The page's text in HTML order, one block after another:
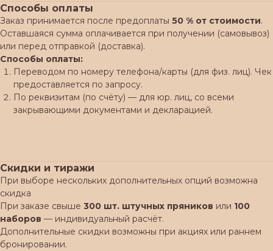
Способы оплаты
Заказ принимается после предоплаты 50 % от стоимости.
Оставшаяся сумма оплачивается при получении (самовывоз)
или перед отправкой (доставка).
Способы оплаты:
Переводом по номеру телефона/карты (для физ. лиц). Чек
предоставляется по запросу.
По реквизитам (по счёту) — для юр. лиц, со всеми
закрывающими документами и декларацией.
Скидки и тиражи
При выборе нескольких дополнительных опций возможна
скидка
При заказе свыше 300 шт. штучных пряников или 100
наборов — индивидуальный расчёт.
Дополнительные скидки возможны при акциях или раннем
бронировании.